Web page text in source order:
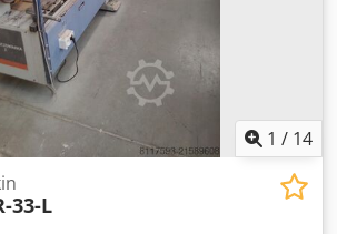
har linjen en ekstra kjøpt
toppflaten (i orden) – muliggjør
med PP-folier
1 / 14
33-L